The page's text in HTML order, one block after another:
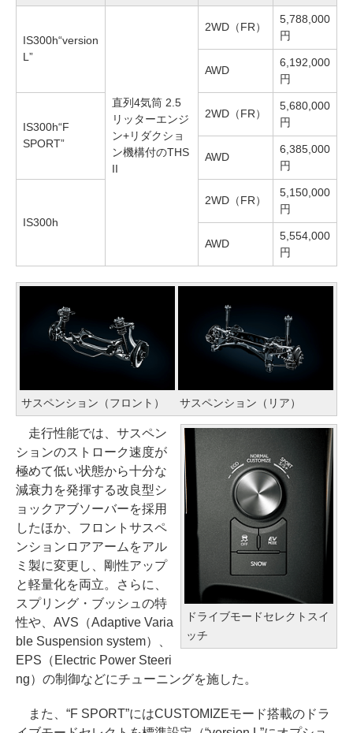
IS300h“version
L”
直列4気筒 2.5
リッターエンジ
ン+リダクショ
ン機構付のTHS
II
2WD（FR）
5,788,000
円
AWD
6,192,000
円
IS300h“F
SPORT”
2WD（FR）
5,680,000
円
AWD
6,385,000
円
IS300h
2WD（FR）
5,150,000
円
AWD
5,554,000
円
サスペンション（フロント） サスペンション（リア）
ドライブモードセレクトスイ
ッチ
走行性能では、サスペン
ションのストローク速度が
極めて低い状態から十分な
減衰力を発揮する改良型シ
ョックアブソーバーを採用
したほか、フロントサスペ
ンションロアアームをアル
ミ製に変更し、剛性アップ
と軽量化を両立。さらに、
スプリング・ブッシュの特
性や、AVS（Adaptive Varia
ble Suspension system）、
EPS（Electric Power Steeri
ng）の制御などにチューニングを施した。
また、“F SPORT”にはCUSTOMIZEモード搭載のドラ